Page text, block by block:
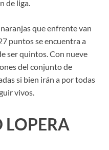
de liga.
que enfrente van
puntos se encuentra a
ser quintos. Con nueve
del conjunto de
si bien irán a por todas
vivos.
LOPERA